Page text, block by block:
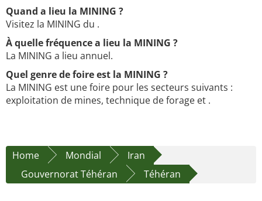
Quand a lieu la MINING ?
Visitez la MINING du .
À quelle fréquence a lieu la MINING ?
La MINING a lieu annuel.
Quel genre de foire est la MINING ?
La MINING est une foire pour les secteurs suivants :
exploitation de mines, technique de forage et .
Home Mondial
Iran
Gouvernorat Téhéran
Téhéran